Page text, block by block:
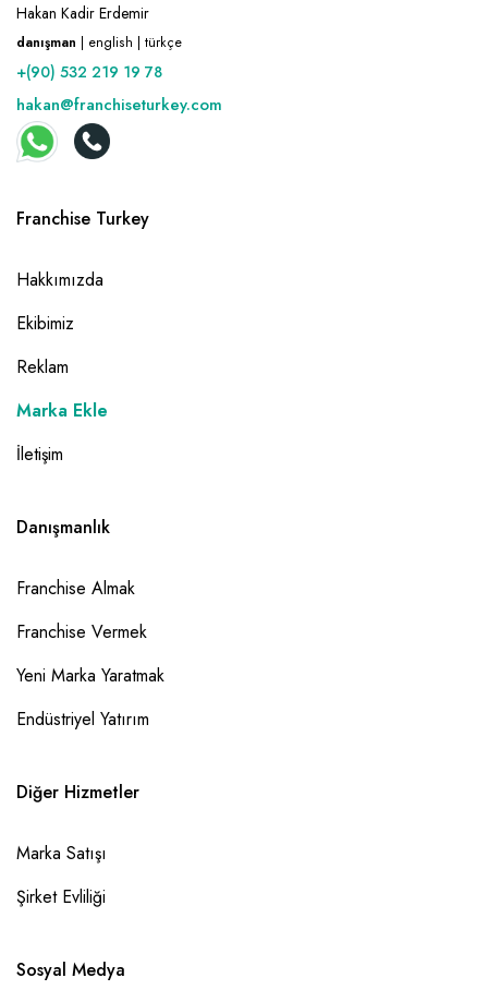
Hakan Kadir Erdemir
danışman | english | türkçe
+(90) 532 219 19 78
hakan@franchiseturkey.com
Franchise Turkey
Hakkımızda
Ekibimiz
Reklam
Marka Ekle
İletişim
Danışmanlık
Franchise Almak
Franchise Vermek
Yeni Marka Yaratmak
Endüstriyel Yatırım
Diğer Hizmetler
Marka Satışı
Şirket Evliliği
Sosyal Medya